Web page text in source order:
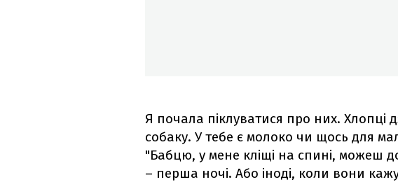
Я почала піклуватися про них. Хлопці
собаку. У тебе є молоко чи щось для
"Бабцю, у мене кліщі на спині, можеш
– перша ночі. Або іноді, коли вони